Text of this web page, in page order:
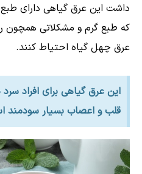
داشت این عرق گیاهی دارای
که طبع گرم و مشکلاتی همچون
عرق چهل گیاه احتیاط کنند.
این عرق گیاهی برای افراد
قلب و اعصاب بسیار سودمند